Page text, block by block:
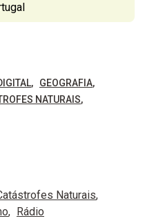
GEOGRAFIA
NATURAIS
Naturais
Rádio